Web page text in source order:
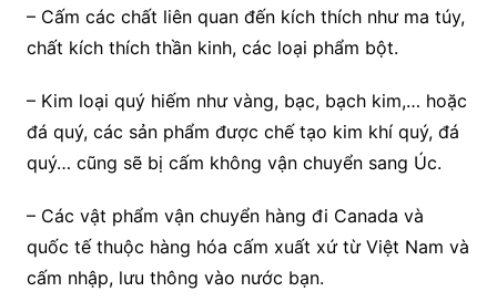
– Cấm các chất liên quan đến kích thích như ma túy,
chất kích thích thần kinh, các loại phẩm bột.
– Kim loại quý hiếm như vàng, bạc, bạch kim,… hoặc
đá quý, các sản phẩm được chế tạo kim khí quý, đá
quý… cũng sẽ bị cấm không vận chuyển sang Úc.
– Các vật phẩm vận chuyển hàng đi Canada và
quốc tế thuộc hàng hóa cấm xuất xứ từ Việt Nam và
cấm nhập, lưu thông vào nước bạn.